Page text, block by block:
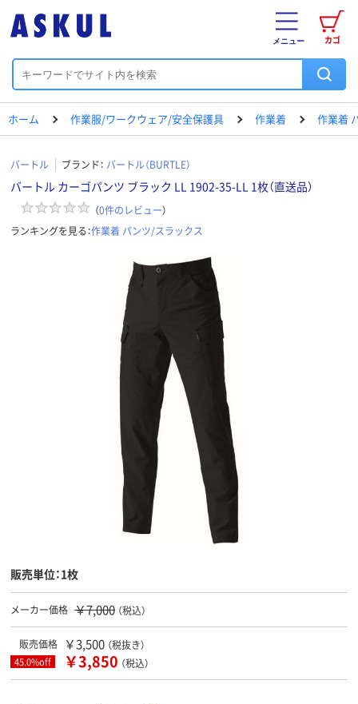
カゴ
メニュー
ホーム 作業服/ワークウェア/安全保護具 作業着 作業着
バートル ブランド： バートル（BURTLE）
バートル カーゴパンツ ブラック LL 1902-35-LL 1枚（直送品）
（0件のレビュー）
ランキングを見る：作業着 パンツ/スラックス
販売単位：1枚
メーカー価格 ￥7,000 （税込）
販売価格 ￥3,500 （税抜き）
45.0%off ￥3,850 （税込）